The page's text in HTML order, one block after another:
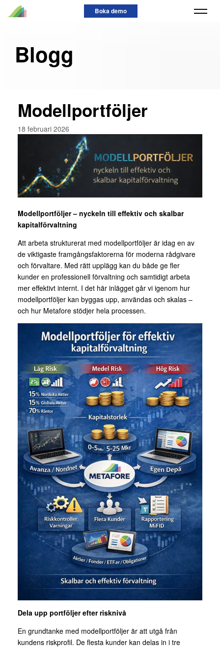
Boka demo
Blogg
Modellportföljer
18 februari 2026
Modellportföljer – nyckeln till effektiv och skalbar
kapitalförvaltning
Att arbeta strukturerat med modellportföljer är idag en av
de viktigaste framgångsfaktorerna för moderna rådgivare
och förvaltare. Med rätt upplägg kan du både ge fler
kunder en professionell förvaltning och samtidigt arbeta
mer effektivt internt. I det här inlägget går vi igenom hur
modellportföljer kan byggas upp, användas och skalas –
och hur Metafore stödjer hela processen.
Dela upp portföljer efter risknivå
En grundtanke med modellportföljer är att utgå från
kundens riskprofil. De flesta kunder kan delas in i tre